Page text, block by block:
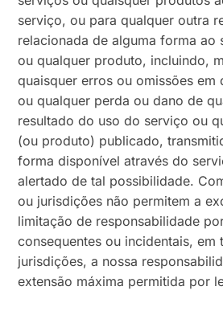
serviço, ou para qualquer outra
relacionada de alguma forma ao
ou qualquer produto, incluindo,
quaisquer erros ou omissões em
ou qualquer perda ou dano de
resultado do uso do serviço ou
(ou produto) publicado,
forma disponível através do
alertado de tal possibilidade.
ou jurisdições não permitem a
limitação de responsabilidade
consequentes ou incidentais, em
jurisdições, a nossa
extensão máxima permitida por